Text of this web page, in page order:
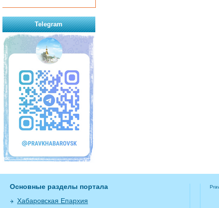
Telegram
Основные разделы портала
Хабаровская Епархия